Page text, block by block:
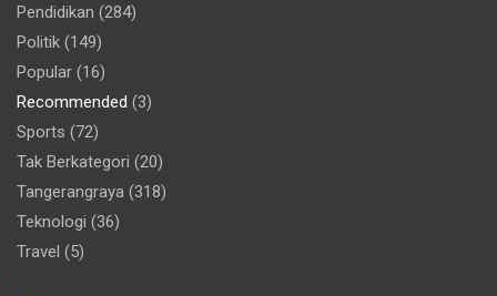
Pendidikan (284)
Politik (149)
Popular (16)
Recommended (3)
Sports (72)
Tak Berkategori (20)
Tangerangraya (318)
Teknologi (36)
Travel (5)